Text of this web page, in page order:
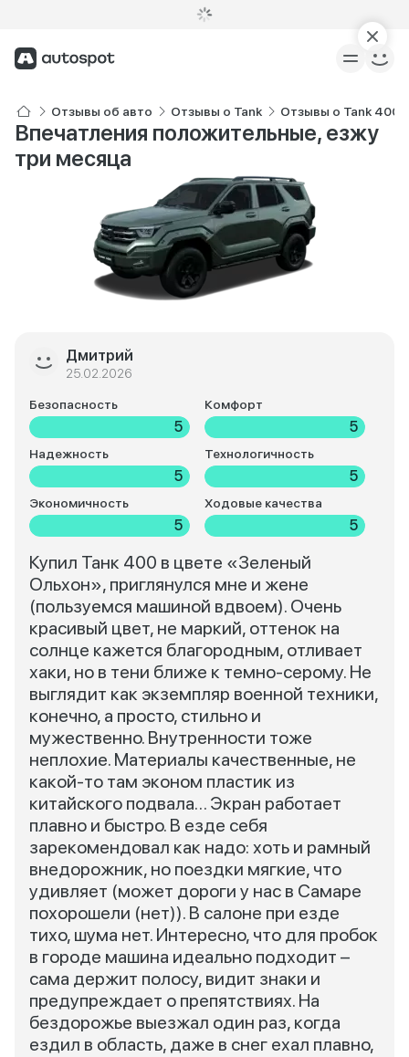
Отзывы об авто Отзывы о Tank Отзывы о Tank 400
Впечатления положительные, езжу
три месяца
Дмитрий
25.02.2026
Безопасность
5
Комфорт
5
Надежность
5
Технологичность
5
Экономичность
5
Ходовые качества
5
Купил Танк 400 в цвете «Зеленый
Ольхон», приглянулся мне и жене
(пользуемся машиной вдвоем). Очень
красивый цвет, не маркий, оттенок на
солнце кажется благородным, отливает
хаки, но в тени ближе к темно-серому. Не
выглядит как экземпляр военной техники,
конечно, а просто, стильно и
мужественно. Внутренности тоже
неплохие. Материалы качественные, не
какой-то там эконом пластик из
китайского подвала… Экран работает
плавно и быстро. В езде себя
зарекомендовал как надо: хоть и рамный
внедорожник, но поездки мягкие, что
удивляет (может дороги у нас в Самаре
похорошели (нет)). В салоне при езде
тихо, шума нет. Интересно, что для пробок
в городе машина идеально подходит –
сама держит полосу, видит знаки и
предупреждает о препятствиях. На
бездорожье выезжал один раз, когда
ездил в область, даже в снег ехал плавно,